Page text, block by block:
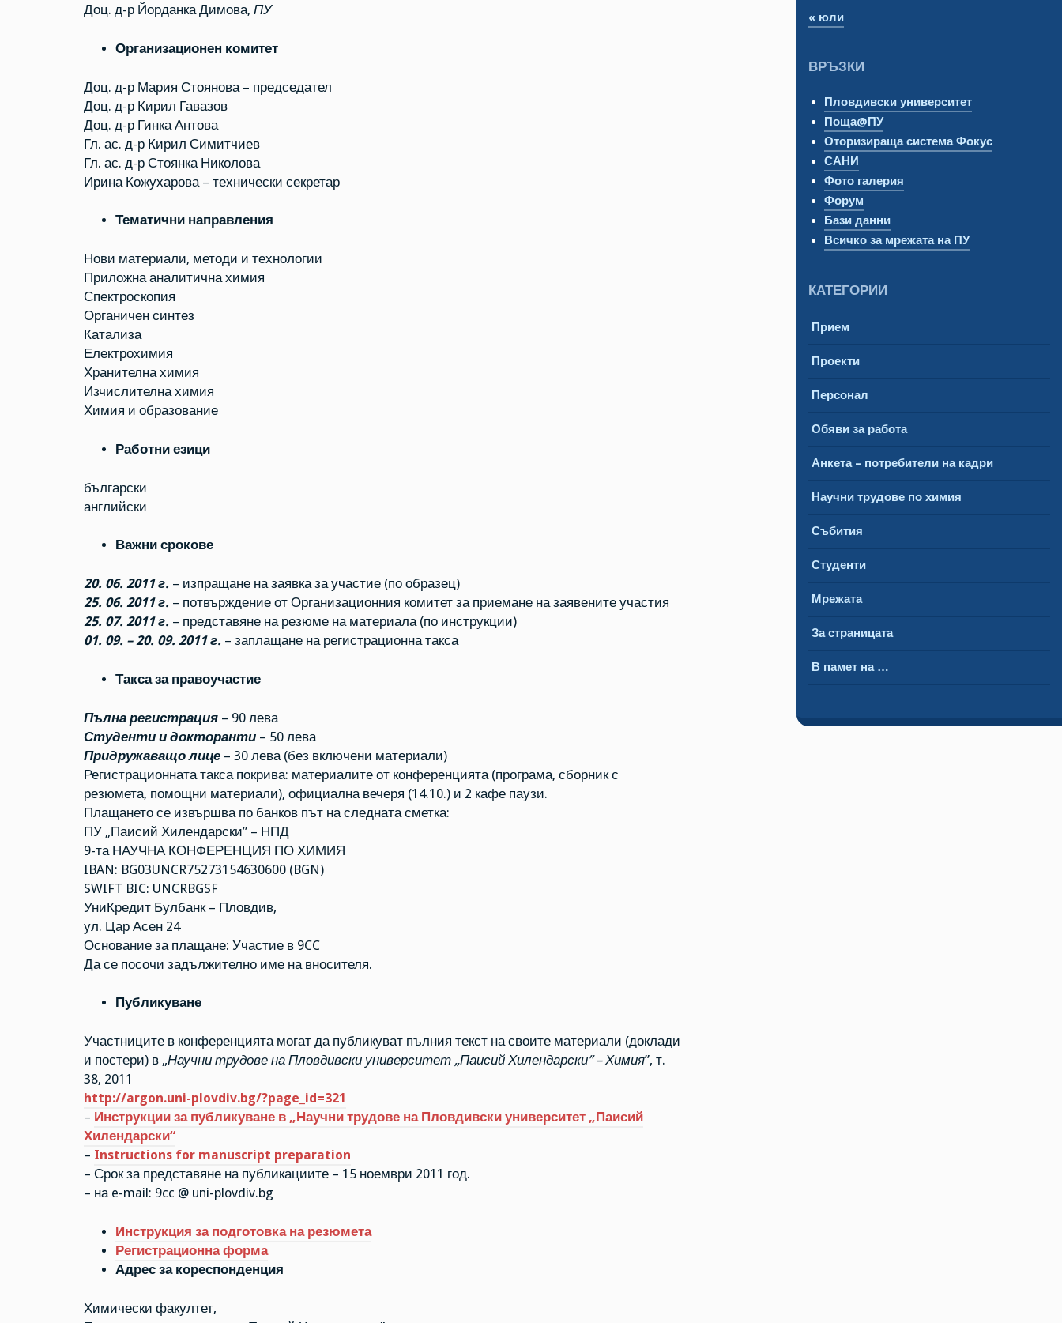
Доц. д-р Йорданка Димова, ПУ
Организационен комитет
Доц. д-р Мария Стоянова – председател
Доц. д-р Кирил Гавазов
Доц. д-р Гинка Антова
Гл. ас. д-р Кирил Симитчиев
Гл. ас. д-р Стоянка Николова
Ирина Кожухарова – технически секретар
Тематични направления
Нови материали, методи и технологии
Приложна аналитична химия
Спектроскопия
Органичен синтез
Катализа
Електрохимия
Хранителна химия
Изчислителна химия
Химия и образование
Работни езици
български
английски
Важни срокове
20. 06. 2011 г. – изпращане на заявка за участие (по образец)
25. 06. 2011 г. – потвърждение от Организационния комитет за приемане на заявените участия
25. 07. 2011 г. – представяне на резюме на материала (по инструкции)
01. 09. – 20. 09. 2011 г. – заплащане на регистрационна такса
Такса за правоучастие
Пълна регистрация– 90 лева
Студенти и докторанти– 50 лева
Придружаващо лице– 30 лева (без включени материали)
Регистрационната такса покрива: материалите от конференцията (програма, сборник с
резюмета, помощни материали), официална вечеря (14.10.) и 2 кафе паузи.
Плащането се извършва по банков път на следната сметка:
ПУ „Паисий Хилендарски” – НПД
9-та НАУЧНА КОНФЕРЕНЦИЯ ПО ХИМИЯ
IBAN: BG03UNCR75273154630600 (BGN)
SWIFT BIC: UNCRBGSF
УниКредит Булбанк – Пловдив,
ул. Цар Асен 24
Основание за плащане: Участие в 9CC
Да се посочи задължително име на вносителя.
Публикуване
Участниците в конференцията могат да публикуват пълния текст на своите материали (доклади
и постери) в „Научни трудове на Пловдивски университет „Паисий Хилендарски” – Химия”, т.
38, 2011
http://argon.uni-plovdiv.bg/?page_id=321
– Инструкции за публикуване в „Научни трудове на Пловдивски университет „Паисий
Хилендарски“
– Instructions for manuscript preparation
– Срок за представяне на публикациите – 15 ноември 2011 год.
– на e-mail: 9cc @ uni-plovdiv.bg
Инструкция за подготовка на резюмета
Регистрационна форма
Адрес за кореспонденция
Химически факултет,
« юли
ВРЪЗКИ
Пловдивски университет
Поща@ПУ
Оторизираща система Фокус
САНИ
Фото галерия
Форум
Бази данни
Всичко за мрежата на ПУ
КАТЕГОРИИ
Прием
Проекти
Персонал
Обяви за работа
Анкета – потребители на кадри
Научни трудове по химия
Събития
Студенти
Мрежата
За страницата
В памет на …